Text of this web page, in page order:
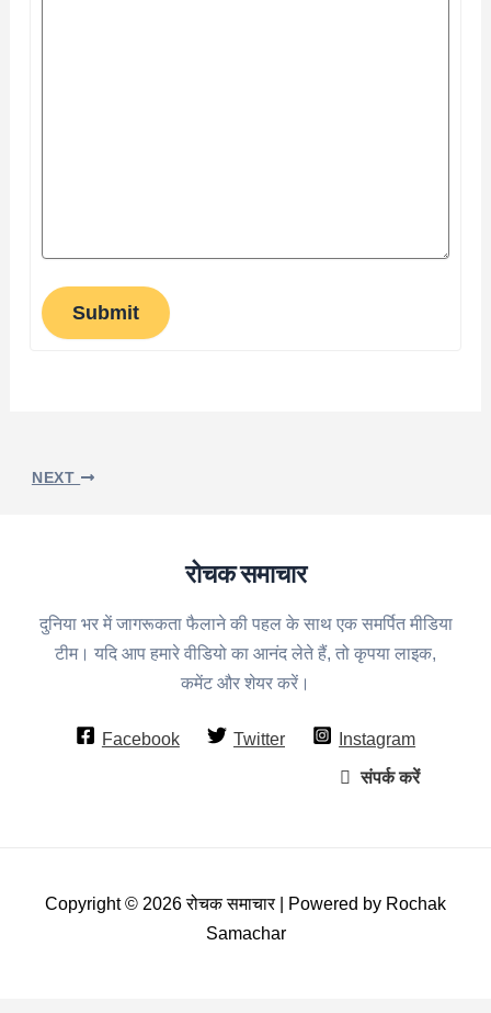
Submit
NEXT
रोचक समाचार
दुनिया भर में जागरूकता फैलाने की पहल के साथ एक समर्पित मीडिया
टीम। यदि आप हमारे वीडियो का आनंद लेते हैं, तो कृपया लाइक,
कमेंट और शेयर करें।
Facebook Twitter
Instagram
संपर्क करें
Copyright © 2026 रोचक समाचार | Powered by Rochak
Samachar